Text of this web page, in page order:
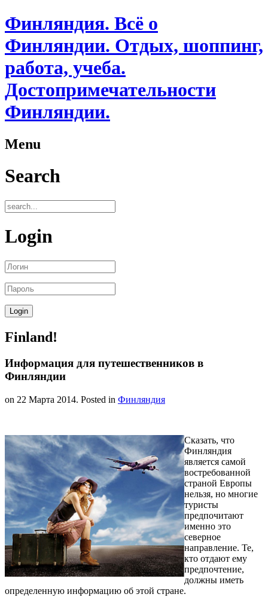
Финляндия. Всё о
Финляндии. Отдых, шоппинг,
работа, учеба.
Достопримечательности
Финляндии.
Menu
Search
Login
Finland!
Информация для путешественников в
Финляндии
on 22 Марта 2014. Posted in Финляндия
Сказать, что
Финляндия
является самой
востребованной
страной Европы
нельзя, но многие
туристы
предпочитают
именно это
северное
направление. Те,
кто отдают ему
предпочтение,
должны иметь
определенную информацию об этой стране.